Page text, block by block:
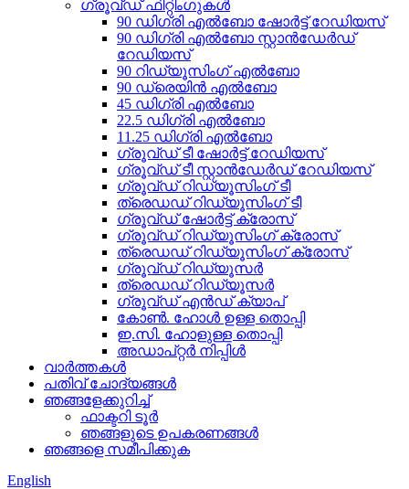
ഗ്രൂവ്ഡ് ഫിറ്റിംഗുകൾ
90 ഡിഗ്രി എൽബോ ഷോർട്ട് റേഡിയസ്
90 ഡിഗ്രി എൽബോ സ്റ്റാൻഡേർഡ്
റേഡിയസ്
90 റിഡ്യൂസിംഗ് എൽബോ
90 ഡ്രെയിൻ എൽബോ
45 ഡിഗ്രി എൽബോ
22.5 ഡിഗ്രി എൽബോ
11.25 ഡിഗ്രി എൽബോ
ഗ്രൂവ്ഡ് ടീ ഷോർട്ട് റേഡിയസ്
ഗ്രൂവ്ഡ് ടീ സ്റ്റാൻഡേർഡ് റേഡിയസ്
ഗ്രൂവ്ഡ് റിഡ്യൂസിംഗ് ടീ
ത്രെഡഡ് റിഡ്യൂസിംഗ് ടീ
ഗ്രൂവ്ഡ് ഷോർട്ട് ക്രോസ്
ഗ്രൂവ്ഡ് റിഡ്യൂസിംഗ് ക്രോസ്
ത്രെഡഡ് റിഡ്യൂസിംഗ് ക്രോസ്
ഗ്രൂവ്ഡ് റിഡ്യൂസർ
ത്രെഡഡ് റിഡ്യൂസർ
ഗ്രൂവ്ഡ് എൻഡ് ക്യാപ്
കോൺ. ഹോൾ ഉള്ള തൊപ്പി
ഇ.സി. ഹോളുള്ള തൊപ്പി
അഡാപ്റ്റർ നിപ്പിൾ
വാർത്തകൾ
പതിവ് ചോദ്യങ്ങൾ
ഞങ്ങളേക്കുറിച്ച്
ഫാക്ടറി ടൂർ
ഞങ്ങളുടെ ഉപകരണങ്ങൾ
ഞങ്ങളെ സമീപിക്കുക
English